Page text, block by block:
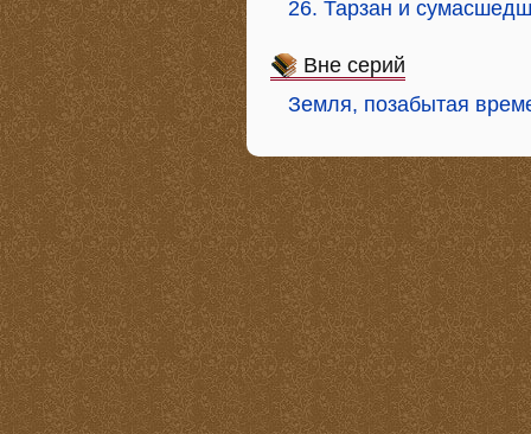
26. Тарзан и
Вне серий
Земля, позабытая